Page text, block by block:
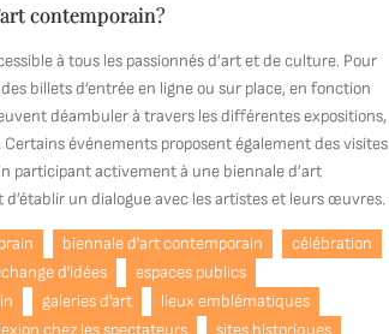
contemporain?
à tous les passionnés d’art et de culture. Pour
billets d’entrée en ligne ou sur place, en fonction
déambuler à travers les différentes expositions,
événements proposent également des visites
participant activement à une biennale d’art
un dialogue avec les artistes et leurs œuvres.
biennale d'art contemporain
célébration
d'idées
espaces publics
galeries d'art
lieux emblématiques
chez les spectateurs
sites historiques